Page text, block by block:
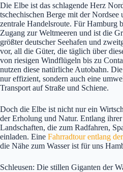
Die Elbe ist das schlagende Herz
tschechischen Berge mit der Nordsee
zentrale Handelsroute. Für Hamburg
Zugang zur Weltmeeren und ist die
größter deutscher Seehafen und
vor, all die Güter, die täglich über
von riesigen Windflügeln bis zu
nutzen diese natürliche Autobahn.
nur effizient, sondern auch eine
Transport auf Straße und Schiene.
Doch die Elbe ist nicht nur ein
der Erholung und Natur. Entlang
Landschaften, die zum Radfahren,
einladen. Eine Fahrradtour entlang
die Nähe zum Wasser ist für uns
Schleusen: Die stillen Giganten der